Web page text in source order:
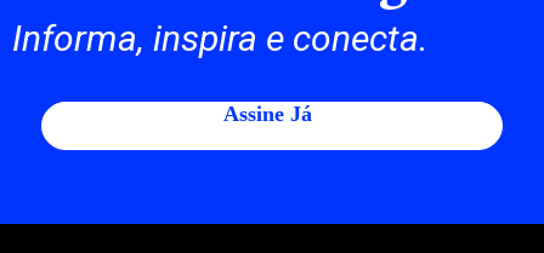
Informa, inspira e conecta.
Assine Já